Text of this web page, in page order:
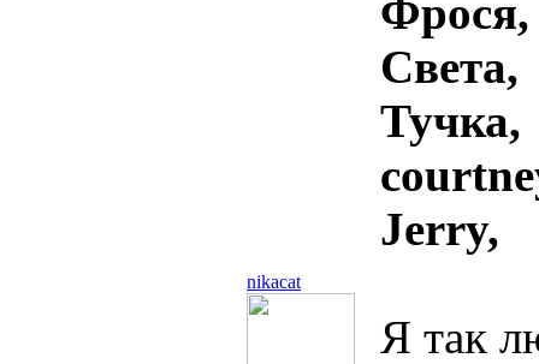
nikacat
Фрося,
Света,
Тучка,
Jerry,
Я так